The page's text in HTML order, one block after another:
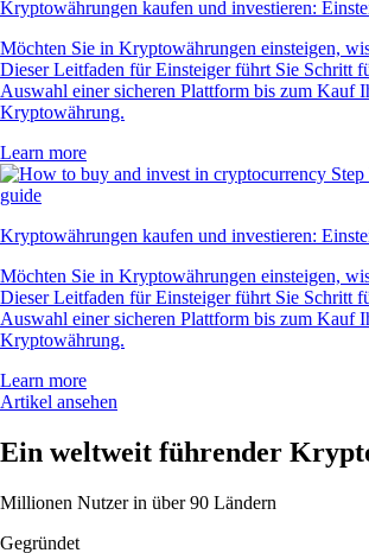
Kryptowährungen kaufen und investieren:
Möchten Sie in Kryptowährungen einsteigen,
Dieser Leitfaden für Einsteiger führt Sie Schritt
Auswahl einer sicheren Plattform bis zum Kauf
Kryptowährung.
Learn more
Kryptowährungen kaufen und investieren:
Möchten Sie in Kryptowährungen einsteigen,
Dieser Leitfaden für Einsteiger führt Sie Schritt
Auswahl einer sicheren Plattform bis zum Kauf
Kryptowährung.
Learn more
Artikel ansehen
Ein weltweit führender
Millionen Nutzer in über 90 Ländern
Gegründet